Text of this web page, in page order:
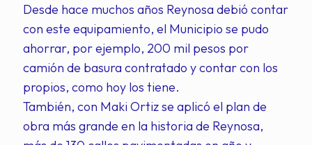
Desde hace muchos años Reynosa debió contar
con este equipamiento, el Municipio se pudo
ahorrar, por ejemplo, 200 mil pesos por
camión de basura contratado y contar con los
propios, como hoy los tiene.
También, con Maki Ortiz se aplicó el plan de
obra más grande en la historia de Reynosa,